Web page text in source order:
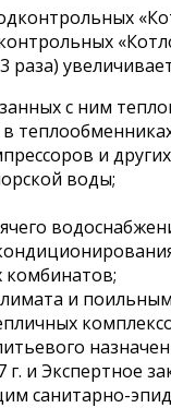
раза)
с ним
и
воды;
комбинатов;
и
г. и
санитарно-